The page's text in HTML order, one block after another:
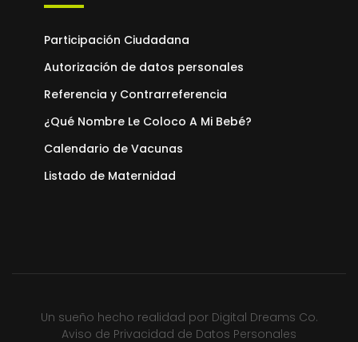
Participación Ciudadana
Autorización de datos personales
Referencia y Contrarreferencia
¿Qué Nombre Le Coloco A Mi Bebé?
Calendario de Vacunas
Listado de Maternidad
Un sueño hecho realidad por Digital Dreams Co.
Aviso de Privacidad de Datos Personales